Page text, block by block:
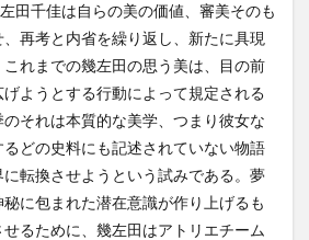
左田千佳は自らの美の価値、審美そのも
再考と内省を繰り返し、新たに具現
これまでの幾左田の思う美は、目の前
ようとする行動によって規定される
それは本質的な美学、つまり彼女な
るどの史料にも記述されていない物語
転換させようという試みである。夢
に包まれた潜在意識が作り上げるも
るために、幾左田はアトリエチーム